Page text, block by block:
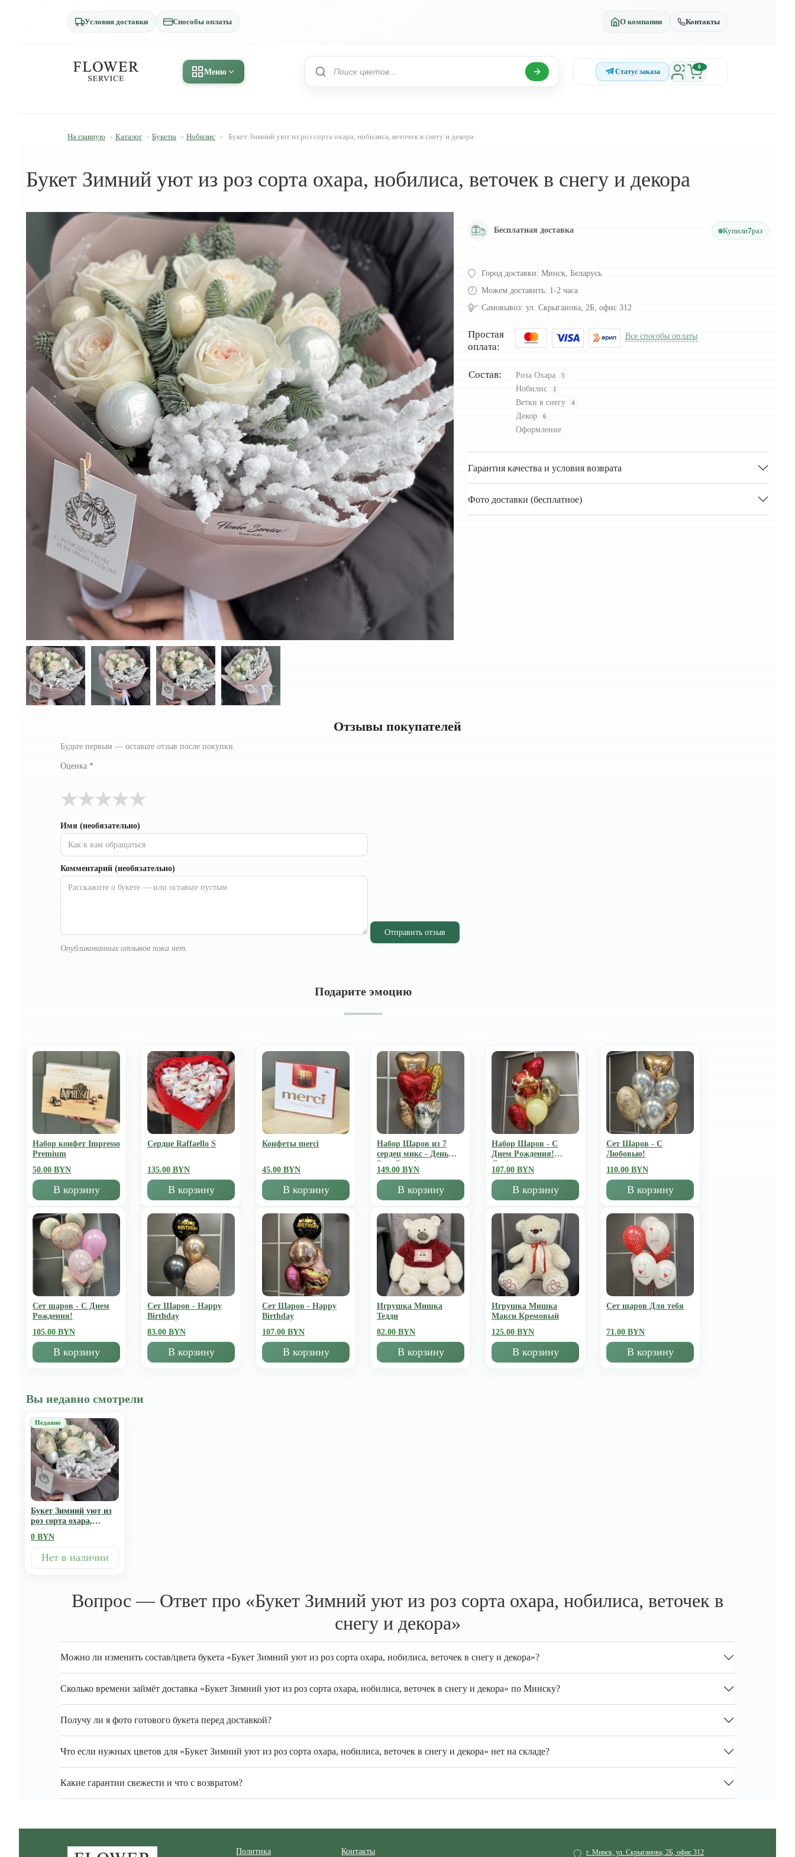
Условия доставки Способы оплаты О компании Контакты
Меню Статус заказа
0
На главную - Каталог - Букеты - Нобилис - Букет Зимний уют из роз сорта охара, нобилиса, веточек в снегу и декора
Букет Зимний уют из роз сорта охара, нобилиса, веточек в снегу и декора
Бесплатная доставка Купили7раз
Город доставки: Минск, Беларусь
Можем доставить: 1-2 часа
Самовывоз: ул. Скрыганова, 2Б, офис 312
Простая
оплата:
Все способы оплаты
Состав: Роза Охара 5
Нобилис 1
Ветки в снегу 4
Декор 6
Оформление
Гарантия качества и условия возврата
Фото доставки (бесплатное)
Отзывы покупателей
Будьте первым — оставьте отзыв после покупки.
Оценка *
★
★
★
★
★
Имя (необязательно)
Комментарий (необязательно)
Отправить отзыв
Опубликованных отзывов пока нет.
Подарите эмоцию
Набор конфет Impresso
Premium
50.00 BYN
В корзину
Сердце Raffaello S
135.00 BYN
В корзину
Конфеты merci
45.00 BYN
В корзину
Набор Шаров из 7
сердец микс - День
Всех Влюбленных
149.00 BYN
В корзину
Набор Шаров - С
Днем Рождения!
Люблю
107.00 BYN
В корзину
Сет Шаров - С
Любовью!
110.00 BYN
В корзину
Сет шаров - С Днем
Рождения!
105.00 BYN
В корзину
Сет Шаров - Happy
Birthday
83.00 BYN
В корзину
Сет Шаров - Happy
Birthday
107.00 BYN
В корзину
Игрушка Мишка
Тедди
82.00 BYN
В корзину
Игрушка Мишка
Mакси Кремовый
125.00 BYN
В корзину
Сет шаров Для тебя
71.00 BYN
В корзину
Вы недавно смотрели
Букет Зимний уют из
роз сорта охара,
нобилиса, веточек в
снегу и декора
0 BYN
Нет в наличии
Вопрос — Ответ про «Букет Зимний уют из роз сорта охара, нобилиса, веточек в
снегу и декора»
Можно ли изменить состав/цвета букета «Букет Зимний уют из роз сорта охара, нобилиса, веточек в снегу и декора»?
Сколько времени займёт доставка «Букет Зимний уют из роз сорта охара, нобилиса, веточек в снегу и декора» по Минску?
Получу ли я фото готового букета перед доставкой?
Что если нужных цветов для «Букет Зимний уют из роз сорта охара, нобилиса, веточек в снегу и декора» нет на складе?
Какие гарантии свежести и что с возвратом?
Политика
Контакты г. Минск, ул. Скрыганова, 2Б, офис 312